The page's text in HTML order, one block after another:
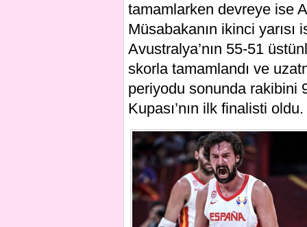
tamamlarken devreye ise
Müsabakanın ikinci
Avustralya’nın 55-51
skorla tamamlandı ve
periyodu sonunda rakibini
Kupası’nın ilk finalisti oldu.